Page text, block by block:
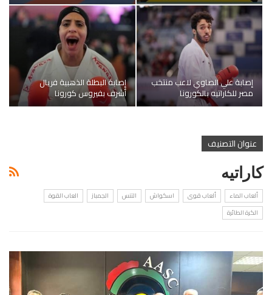
إصابة علي الصاوي لاعب منتخب
مصر للكاراتيه بالكورونا
إصابة البطلة الذهبية فريال
أشرف بفيروس كورونا
عنوان التصنيف
كاراتيه
ألعاب الماء ألعاب قوى اسكواش التنس الجمباز
العاب القوة
الكرة الطائرة